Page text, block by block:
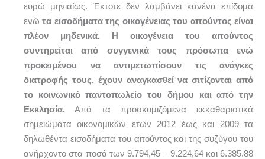
ευρώ μηνιαίως. Έκτοτε δεν λαμβάνει κανένα επίδομα
ενώ τα εισοδήματα της οικογένειας του αιτούντος είναι
πλέον μηδενικά. Η οικογένεια του αιτούντος
συντηρείται από συγγενικά τους πρόσωπα ενώ
προκειμένου να αντιμετωπίσουν τις ανάγκες
διατροφής τους, έχουν αναγκασθεί να σιτίζονται από
το κοινωνικό παντοπωλείο του δήμου και από την
Εκκλησία. Από τα προσκομιζόμενα εκκαθαριστικά
σημειώματα οικονομικών ετών 2012 έως και 2009 τα
δηλωθέντα εισοδήματα του αιτούντος και της συζύγου του
ανήρχοντο στα ποσά των 9.794,45 – 9.224,64 και 6.385.88